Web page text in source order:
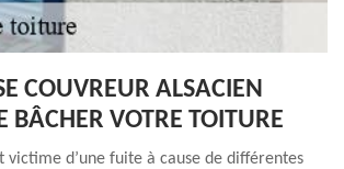
COUVREUR ALSACIEN
BÂCHER VOTRE TOITURE
victime d’une fuite à cause de différentes